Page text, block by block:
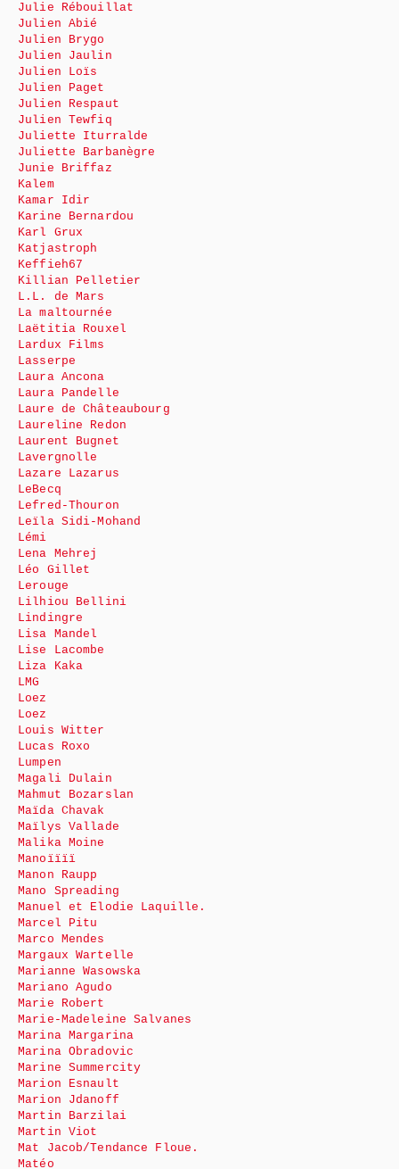
Julie Rébouillat
Julien Abié
Julien Brygo
Julien Jaulin
Julien Loïs
Julien Paget
Julien Respaut
Julien Tewfiq
Juliette Iturralde
Juliette Barbanègre
Junie Briffaz
Kalem
Kamar Idir
Karine Bernardou
Karl Grux
Katjastroph
Keffieh67
Killian Pelletier
L.L. de Mars
La maltournée
Laëtitia Rouxel
Lardux Films
Lasserpe
Laura Ancona
Laura Pandelle
Laure de Châteaubourg
Laureline Redon
Laurent Bugnet
Lavergnolle
Lazare Lazarus
LeBecq
Lefred-Thouron
Leïla Sidi-Mohand
Lémi
Lena Mehrej
Léo Gillet
Lerouge
Lilhiou Bellini
Lindingre
Lisa Mandel
Lise Lacombe
Liza Kaka
LMG
Loez
Loez
Louis Witter
Lucas Roxo
Lumpen
Magali Dulain
Mahmut Bozarslan
Maïda Chavak
Maïlys Vallade
Malika Moine
Manoïïïï
Manon Raupp
Mano Spreading
Manuel et Elodie Laquille.
Marcel Pitu
Marco Mendes
Margaux Wartelle
Marianne Wasowska
Mariano Agudo
Marie Robert
Marie-Madeleine Salvanes
Marina Margarina
Marina Obradovic
Marine Summercity
Marion Esnault
Marion Jdanoff
Martin Barzilai
Martin Viot
Mat Jacob/Tendance Floue.
Matéo